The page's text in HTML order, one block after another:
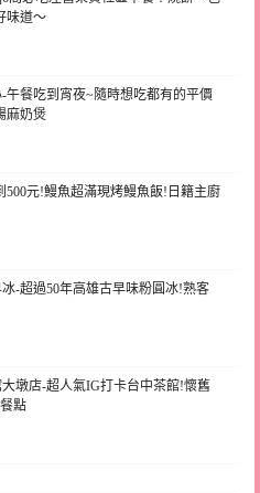
味道～
午餐吃到宵夜~隨時想吃都有的平價
麻奶煲
500元!鰻魚超滿現烤鰻魚飯!日籍主廚
-超過50年高雄古早味粉圓冰!熟客
墩店-超人氣IG打卡台中茶館!懷舊
點